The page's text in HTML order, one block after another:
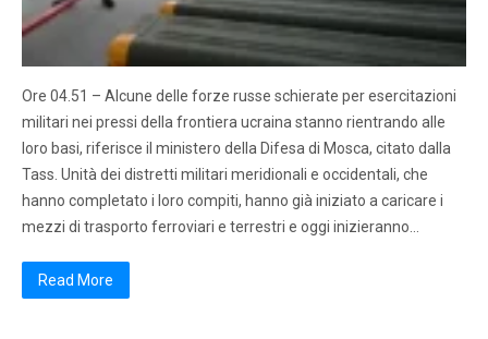
Ore 04.51 – Alcune delle forze russe schierate per esercitazioni
militari nei pressi della frontiera ucraina stanno rientrando alle
loro basi, riferisce il ministero della Difesa di Mosca, citato dalla
Tass. Unità dei distretti militari meridionali e occidentali, che
hanno completato i loro compiti, hanno già iniziato a caricare i
mezzi di trasporto ferroviari e terrestri e oggi inizieranno…
Read More